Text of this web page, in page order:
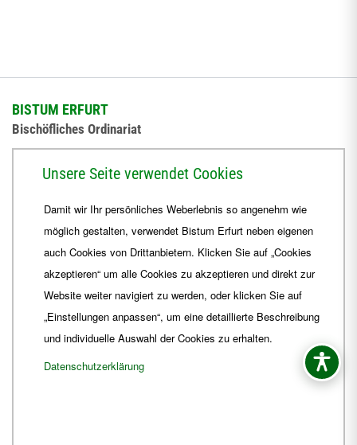
BISTUM ERFURT
Bischöfliches Ordinariat
+49 361 6572-444
ordinariat Bistum-Erfurt.de
Unsere Seite verwendet Cookies
Damit wir Ihr persönliches Weberlebnis so angenehm wie
möglich gestalten, verwendet Bistum Erfurt neben eigenen
auch Cookies von Drittanbietern. Klicken Sie auf „Cookies
akzeptieren“ um alle Cookies zu akzeptieren und direkt zur
Website weiter navigiert zu werden, oder klicken Sie auf
„Einstellungen anpassen“, um eine detaillierte Beschreibung
und individuelle Auswahl der Cookies zu erhalten.
Datenschutzerklärung